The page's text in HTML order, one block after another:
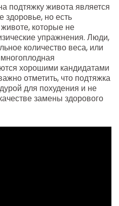
подтяжку живота является
здоровье, но есть
которые не
упражнения. Люди,
количество веса, или
хорошими кандидатами
отметить, что подтяжка
для похудения и не
замены здорового